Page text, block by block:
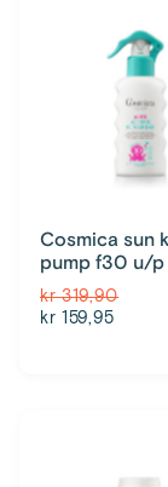
Cosmica sun
pump f30 u/p
kr 319,90
kr 159,95